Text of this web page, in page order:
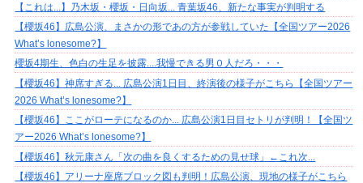
【これは...】乃木坂・櫻坂・日向坂... 青葉坂46、新たな事実が判明する
【櫻坂46】広島公演、まさかの形であの方が参戦していた【全国ツアー2026
What’s lonesome?】
櫻坂4期生、色白の生足を披露....我慢できる男０人だろ・・・
【櫻坂46】神席すぎる... 広島公演1日目、終演後の様子がこちら【全国ツアー
2026 What’s lonesome?】
【櫻坂46】ここがローテになるのか... 広島公演1日目セトリが判明！【全国ツ
アー2026 What’s lonesome?】
【櫻坂46】秋元康さん「次の曲を良くするための見せ球」←これ次...
【櫻坂46】アリーナ座席ブロック図も判明！広島公演、現地の様子がこちら